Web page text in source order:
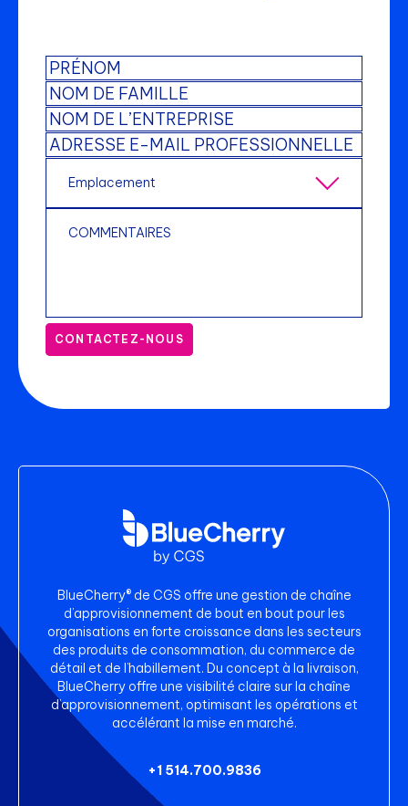
CONTACTEZ-NOUS
BlueCherry® de CGS offre une gestion de chaîne
d’approvisionnement de bout en bout pour les
organisations en forte croissance dans les secteurs
des produits de consommation, du commerce de
détail et de l’habillement. Du concept à la livraison,
BlueCherry offre une visibilité claire sur la chaîne
d’approvisionnement, optimisant les opérations et
accélérant la mise en marché.
+1 514.700.9836